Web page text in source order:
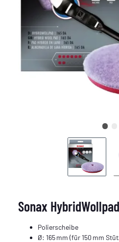
Sonax
Polierscheibe
Ø: 165 mm (für 150 mm